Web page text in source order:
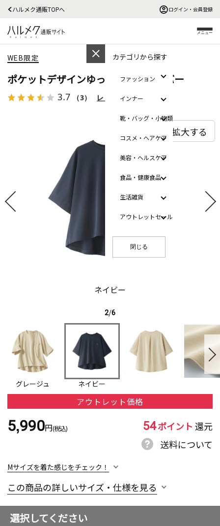
ハルメク通販TOPへ ログイン・会員登録
メニュー
カテゴリから探す
ファッション
インナー
靴・バッグ・小物類
コスメ・ヘアケア
美容・ヘルスケア
食品・健康食品
生活雑貨
アウトレットセール
閉じる
WEB限定
ポケットデザインゆったりプルオーバー
3.7 （3） レビューを見る
ネイビー
拡大する
2/6
グレージュ ネイビー
アウトレット価格
5,990円(税込) 54ポイント 還元
送料について
Mサイズを着た感じをチェック！
この商品の詳しいサイズ・仕様を見る
選択してください